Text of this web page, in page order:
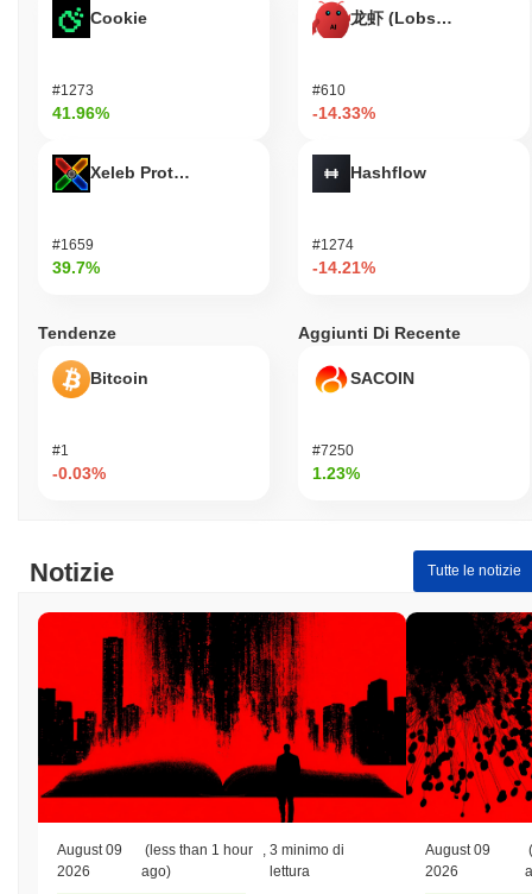
Cookie
#1273
41.96%
Xeleb Protocol
#1659
39.7%
龙虾 (Lobster)
#610
-14.33%
Hashflow
#1274
-14.21%
Tendenze
Bitcoin
#1
-0.03%
Aggiunti Di Recente
SACOIN
#7250
1.23%
Notizie Tutte le notizie
August 09
2026
(less than 1 hour
ago)
3 minimo di
lettura
August 09
2026